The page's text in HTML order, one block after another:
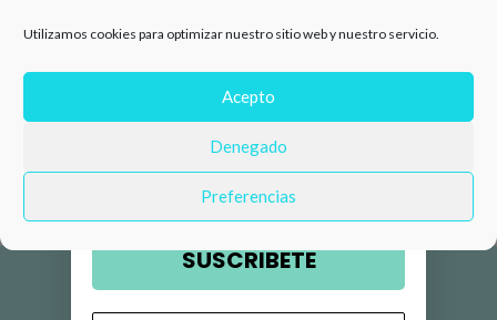
Utilizamos cookies para optimizar nuestro sitio web y nuestro servicio.
Acepto
Denegado
Preferencias
compra 🛍️
Número de teléfono
Email
SUSCRIBETE